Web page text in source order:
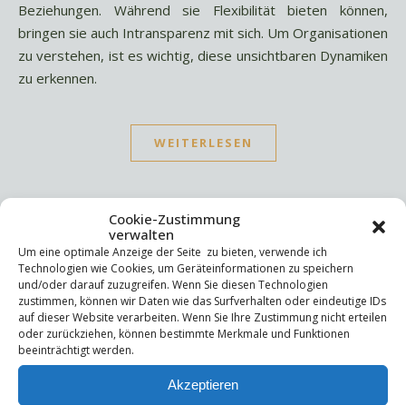
Cookie-Zustimmung
verwalten
Um eine optimale Anzeige der Seite zu bieten, verwende ich
Technologien wie Cookies, um Geräteinformationen zu speichern
und/oder darauf zuzugreifen. Wenn Sie diesen Technologien
zustimmen, können wir Daten wie das Surfverhalten oder eindeutige IDs
auf dieser Website verarbeiten. Wenn Sie Ihre Zustimmung nicht erteilen
oder zurückziehen, können bestimmte Merkmale und Funktionen
beeinträchtigt werden.
Akzeptieren
Beziehungen. Während sie Flexibilität bieten können,
bringen sie auch Intransparenz mit sich. Um Organisationen
zu verstehen, ist es wichtig, diese unsichtbaren Dynamiken
zu erkennen.
WEITERLESEN
Suchen
Suchen
Letzte Beiträge